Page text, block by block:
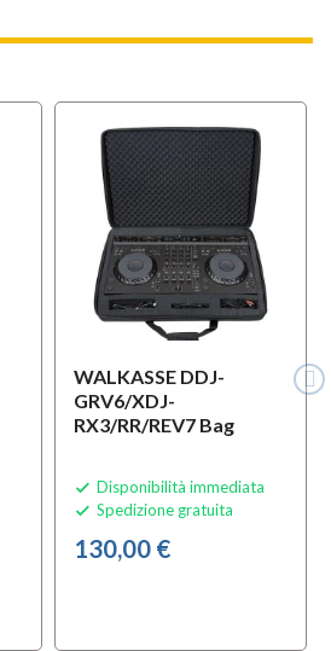
WALKASSE DDJ-
GRV6/XDJ-
RX3/RR/REV7 Bag
 Disponibilità immediata
 Spedizione gratuita
130,00 €